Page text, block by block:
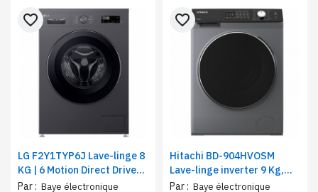
LG F2Y1TYP6J Lave-linge 8
KG | 6 Motion Direct Drive™ |
Steam +| Smart
Par : Baye électronique
favorite_border
Hitachi BD-904HVOSM
Lave-linge inverter 9 Kg,
vitesse d'essorage 1400
Par : Baye électronique
favorite_border